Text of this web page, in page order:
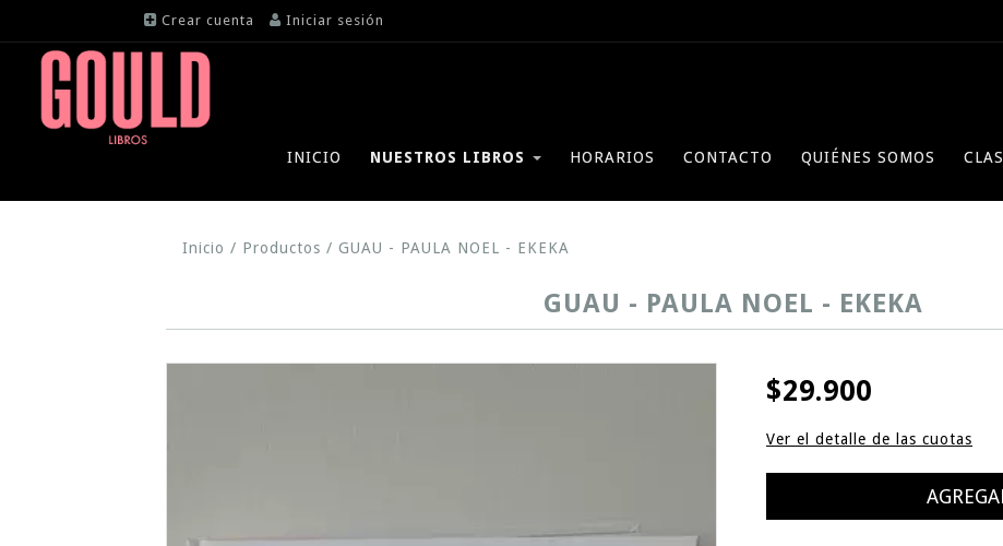
Crear cuenta Iniciar sesión
INICIO NUESTROS LIBROS HORARIOS CONTACTO QUIÉNES SOMOS
Inicio / Productos / GUAU - PAULA NOEL - EKEKA
GUAU - PAULA NOEL - EKEKA
$29.900
Ver el detalle de las cuotas